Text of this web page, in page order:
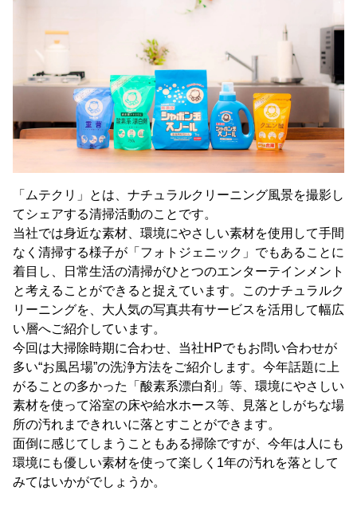
「ムテクリ」とは、ナチュラルクリーニング風景を撮影し
てシェアする清掃活動のことです。
当社では身近な素材、環境にやさしい素材を使用して手間
なく清掃する様子が「フォトジェニック」でもあることに
着目し、日常生活の清掃がひとつのエンターテインメント
と考えることができると捉えています。このナチュラルク
リーニングを、大人気の写真共有サービスを活用して幅広
い層へご紹介しています。
今回は大掃除時期に合わせ、当社HPでもお問い合わせが
多い“お風呂場”の洗浄方法をご紹介します。今年話題に上
がることの多かった「酸素系漂白剤」等、環境にやさしい
素材を使って浴室の床や給水ホース等、見落としがちな場
所の汚れまできれいに落とすことができます。
面倒に感じてしまうこともある掃除ですが、今年は人にも
環境にも優しい素材を使って楽しく1年の汚れを落として
みてはいかがでしょうか。